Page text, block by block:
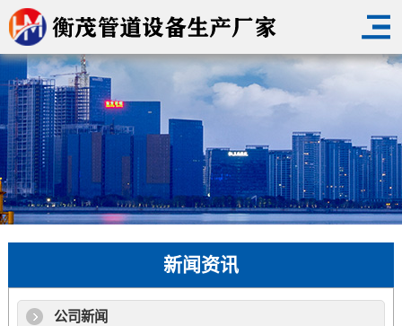
新闻资讯
公司新闻